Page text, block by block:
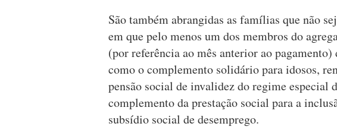
São também abrangidas as famílias que não
em que pelo menos um dos membros do
(por referência ao mês anterior ao
como o complemento solidário para idosos,
pensão social de invalidez do regime especial
complemento da prestação social para a
subsídio social de desemprego.